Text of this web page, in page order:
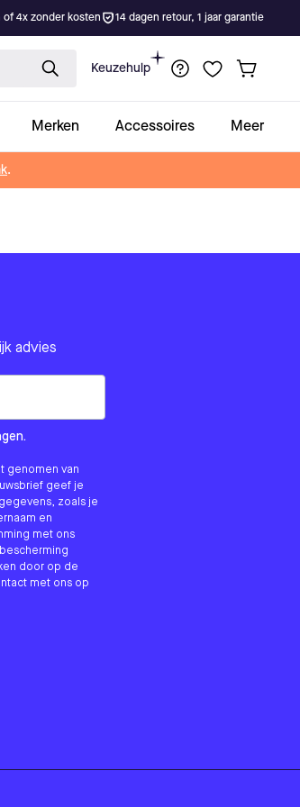
of 4x zonder kosten 14 dagen retour, 1 jaar garantie
Keuzehulp
Merken Accessoires Meer
.
advies
genomen van
geef je
zoals je
en
met ons
door op de
met ons op